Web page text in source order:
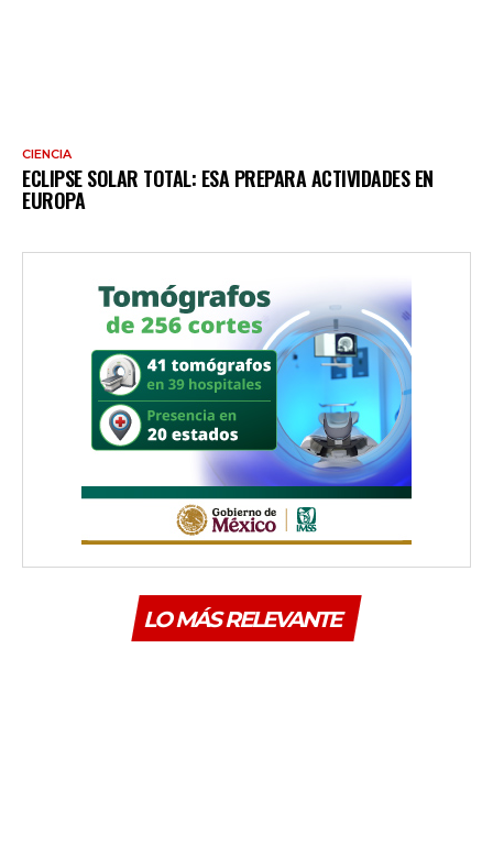
CIENCIA
ECLIPSE SOLAR TOTAL: ESA PREPARA ACTIVIDADES EN
EUROPA
LO MÁS RELEVANTE